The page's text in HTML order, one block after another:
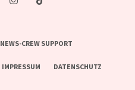
NEWS-CREW SUPPORT
IMPRESSUM DATENSCHUTZ